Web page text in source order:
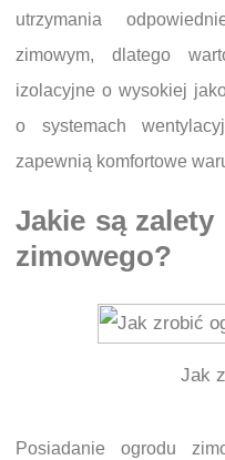
utrzymania
zimowym, dlatego
izolacyjne o wysokiej
o systemach
zapewnią komfortowe
Jakie są
zimowego?
Jak
Posiadanie ogrodu